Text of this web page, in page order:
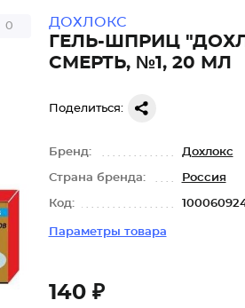
0 ДОХЛОКС
ГЕЛЬ-ШПРИЦ
СМЕРТЬ, №1, 20 МЛ
Поделиться:
Бренд: Дохлокс
Страна бренда: Россия
Код:
Параметры товара
140 ₽